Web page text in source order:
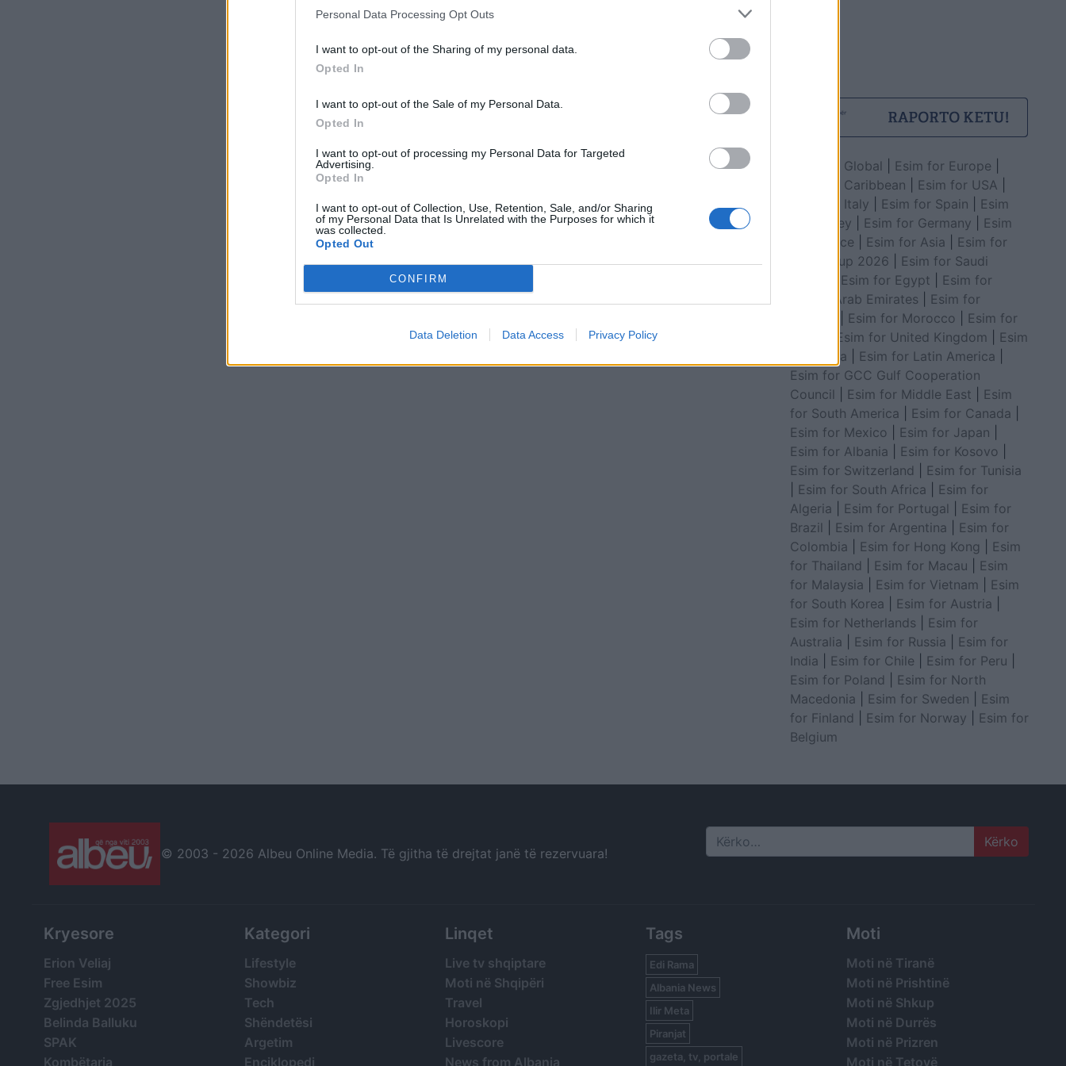
Personal Data Processing Opt Outs
I want to opt-out of the Sharing of my personal data.
Opted In
I want to opt-out of the Sale of my Personal Data.
Opted In
I want to opt-out of processing my Personal Data for Targeted
Advertising.
Opted In
I want to opt-out of Collection, Use, Retention, Sale, and/or Sharing
of my Personal Data that Is Unrelated with the Purposes for which it
was collected.
Opted Out
CONFIRM
Data Deletion Data Access Privacy Policy
Esim for Global Esim for Europe
Esim for Caribbean
Esim for USA
Esim for Italy
Esim for Spain
Esim
for Turkey
Esim for Germany
Esim
for Greece
Esim for Asia
Esim for
World Cup 2026
Esim for Saudi
Esim for Egypt
Esim for
United Arab Emirates
Esim for
Esim for Morocco
Esim for
Esim for United Kingdom
Esim
for Africa
Esim for Latin America
Esim for GCC Gulf Cooperation
Council
Esim for Middle East
Esim
for South America
Esim for Canada
Esim for Mexico
Esim for Japan
Esim for Albania
Esim for Kosovo
Esim for Switzerland
Esim for Tunisia
Esim for South Africa
Esim for
Algeria
Esim for Portugal
Esim for
Brazil
Esim for Argentina
Esim for
Colombia
Esim for Hong Kong
Esim
for Thailand
Esim for Macau
Esim
for Malaysia
Esim for Vietnam
Esim
for South Korea
Esim for Austria
Esim for Netherlands
Esim for
Australia
Esim for Russia
Esim for
India
Esim for Chile Esim for Peru
Esim for Poland
Esim for North
Macedonia
Esim for Sweden
Esim
for Finland
Esim for Norway
Esim for
Belgium
© 2003 - 2026 Albeu Online Media. Të gjitha të drejtat janë të rezervuara! Search
Kryesore
Erion Veliaj
Free Esim
Zgjedhjet 2025
Belinda Balluku
SPAK
Kombëtarja
Kategori
Lifestyle
Showbiz
Tech
Shëndetësi
Argetim
Enciklopedi
Linqet
Live tv shqiptare
Moti në Shqipëri
Travel
Horoskopi
Livescore
News from Albania
Tags
Edi Rama
Albania News
Ilir Meta
Piranjat
gazeta, tv, portale
Moti
Moti në Tiranë
Moti në Prishtinë
Moti në Shkup
Moti në Durrës
Moti në Prizren
Moti në Tetovë